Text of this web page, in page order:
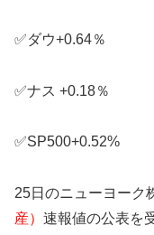
✅ダウ+0.64％
✅ナス +0.18％
✅SP500+0.52%
25日のニューヨーク
産） 速報値の公表を